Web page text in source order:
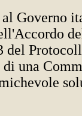
Governo
del
una